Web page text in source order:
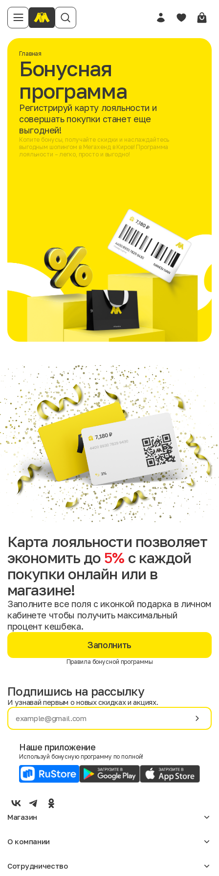
Главная
Бонусная
программа
Регистрируй карту лояльности и
совершать покупки станет еще
выгодней!
Копите бонусы, получайте скидки и наслаждайтесь
выгодным шопингом в Мегахенд в Киров! Программа
лояльности – легко, просто и выгодно!
Карта лояльности позволяет
экономить до 5% с каждой
покупки онлайн или в
магазине!
Заполните все поля с иконкой подарка в личном
кабинете чтобы получить максимальный
процент кешбека.
Заполнить
Правила бонусной программы
Имя
E-mail
Мужской
Подпишись на рассылку
И узнавай первым о новых скидках и акциях.
Наше приложение
Используй бонусную программу по полной!
Магазин
Мужское
О компании
Отзывы
Сотрудничество